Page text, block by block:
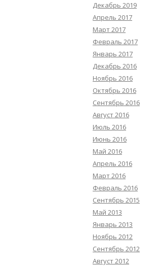
Декабрь 2019
Апрель 2017
Март 2017
Февраль 2017
Январь 2017
Декабрь 2016
Ноябрь 2016
Октябрь 2016
Сентябрь 2016
Август 2016
Июль 2016
Июнь 2016
Май 2016
Апрель 2016
Март 2016
Февраль 2016
Сентябрь 2015
Май 2013
Январь 2013
Ноябрь 2012
Сентябрь 2012
Август 2012